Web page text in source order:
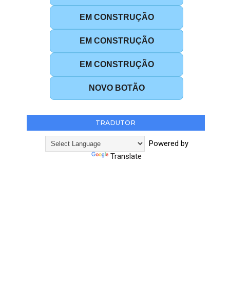
EM CONSTRUÇÃO
EM CONSTRUÇÃO
EM CONSTRUÇÃO
NOVO BOTÃO
TRADUTOR
Powered by
Translate